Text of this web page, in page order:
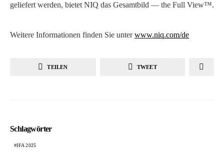
geliefert werden, bietet NIQ das Gesamtbild — the Full View™.
Weitere Informationen finden Sie unterwww.niq.com/de
TEILEN TWEET
Schlagwörter
IFA 2025